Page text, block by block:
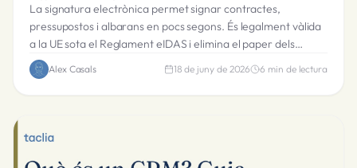
La signatura electrònica permet signar contractes,
pressupostos i albarans en pocs segons. És legalment vàlida
a la UE sota el Reglament eIDAS i elimina el paper dels
processos d'aprovació empresarials.
Alex Casals 18 de juny de 2026 6 min de lectura